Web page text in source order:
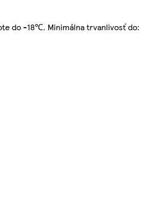
do -18℃. Minimálna trvanlivosť do: